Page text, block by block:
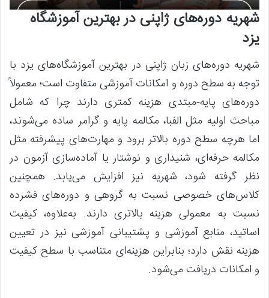
شهریه دوره‌های ژاپنی در بهترین آموزشگاه‌
یزد
شهریه دوره‌های زبان ژاپنی در بهترین آموزشگاه‌های یزد با
توجه به سطح دوره و امکانات آموزشی متفاوت است؛ معمولاً
دوره‌های پایه‑مبتدی هزینه کمتری دارند چرا که شامل
مباحث اولیه مثل الفبا، مکالمه پایه و گرامر ساده می‌شوند،
اما هرچه سطح دوره بالاتر برود و مهارت‌های پیشرفته مثل
مکالمه حرفه‌ای، شنیداری و نوشتار یا آماده‌سازی آزمون در
نظر گرفته شود، شهریه نیز افزایش می‌یابد. همچنین
کلاس‌های خصوصی نسبت به گروهی و دوره‌های فشرده
نسبت به معمولی هزینه بالاتری دارند. به‌علاوه، کیفیت
اساتید، منابع آموزشی و پشتیبانی آموزشی نیز در تعیین
هزینه نقش دارد؛ بنابراین هزینه‌ای متناسب با سطح کیفیت
و امکانات دریافت می‌شود.